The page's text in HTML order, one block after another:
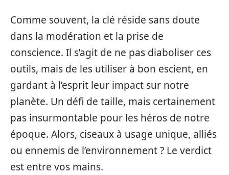
Comme souvent, la clé réside sans doute
dans la modération et la prise de
conscience. Il s’agit de ne pas diaboliser ces
outils, mais de les utiliser à bon escient, en
gardant à l’esprit leur impact sur notre
planète. Un défi de taille, mais certainement
pas insurmontable pour les héros de notre
époque. Alors, ciseaux à usage unique, alliés
ou ennemis de l’environnement ? Le verdict
est entre vos mains.